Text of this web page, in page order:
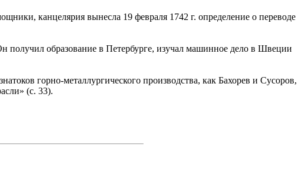
канцелярия вынесла 19 февраля 1742 г. определение о переводе
получил образование в Петербурге, изучал машинное дело в Швеции
горно-металлургического производства, как Бахорев и Сусоров,
(с. 33).